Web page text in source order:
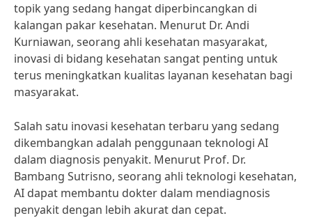
topik yang sedang hangat diperbincangkan di
kalangan pakar kesehatan. Menurut Dr. Andi
Kurniawan, seorang ahli kesehatan masyarakat,
inovasi di bidang kesehatan sangat penting untuk
terus meningkatkan kualitas layanan kesehatan bagi
masyarakat.
Salah satu inovasi kesehatan terbaru yang sedang
dikembangkan adalah penggunaan teknologi AI
dalam diagnosis penyakit. Menurut Prof. Dr.
Bambang Sutrisno, seorang ahli teknologi kesehatan,
AI dapat membantu dokter dalam mendiagnosis
penyakit dengan lebih akurat dan cepat.